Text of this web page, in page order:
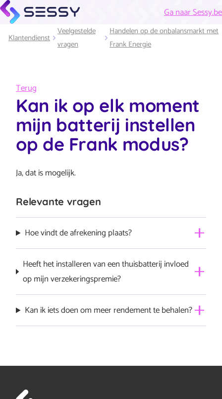
Ga naar Sessy.be
Klantendienst
Veelgestelde
vragen
Handelen op de onbalansmarkt met
Frank Energie
Terug
Kan ik op elk moment
mijn batterij instellen
op de Frank modus?
Ja, dat is mogelijk.
Relevante vragen
Hoe vindt de afrekening plaats?
Heeft het installeren van een thuisbatterij invloed
op mijn verzekeringspremie?
verzekeraars geen specifieke vermeldingen over
Kan ik iets doen om meer rendement te behalen?